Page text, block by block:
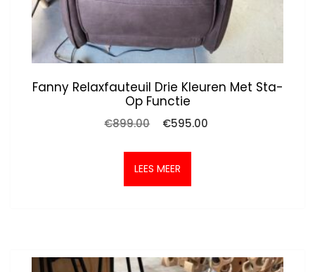
Fanny Relaxfauteuil Drie Kleuren Met Sta-
Op Functie
€899.00
Oorspronkelijke
was:
€899.00.
€595.00
LEES MEER